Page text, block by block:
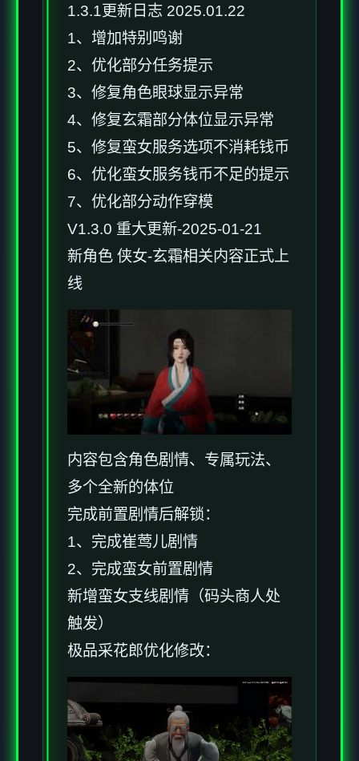
1.3.1更新日志 2025.01.22
1、增加特别鸣谢
2、优化部分任务提示
3、修复角色眼球显示异常
4、修复玄霜部分体位显示异常
5、修复蛮女服务选项不消耗钱币
6、优化蛮女服务钱币不足的提示
7、优化部分动作穿模
V1.3.0 重大更新-2025-01-21
新角色 侠女-玄霜相关内容正式上
线
内容包含角色剧情、专属玩法、
多个全新的体位
完成前置剧情后解锁：
1、完成崔莺儿剧情
2、完成蛮女前置剧情
新增蛮女支线剧情（码头商人处
触发）
极品采花郎优化修改：